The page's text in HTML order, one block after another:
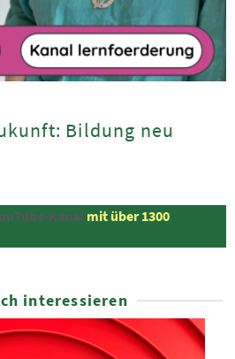
Bildung neu
Kanal mit über 1300
interessieren